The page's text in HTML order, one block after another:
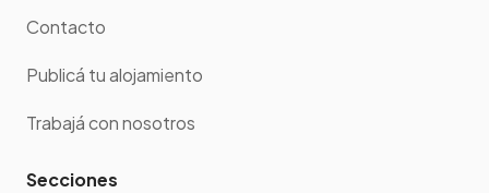
Contacto
Publicá tu alojamiento
Trabajá con nosotros
Secciones